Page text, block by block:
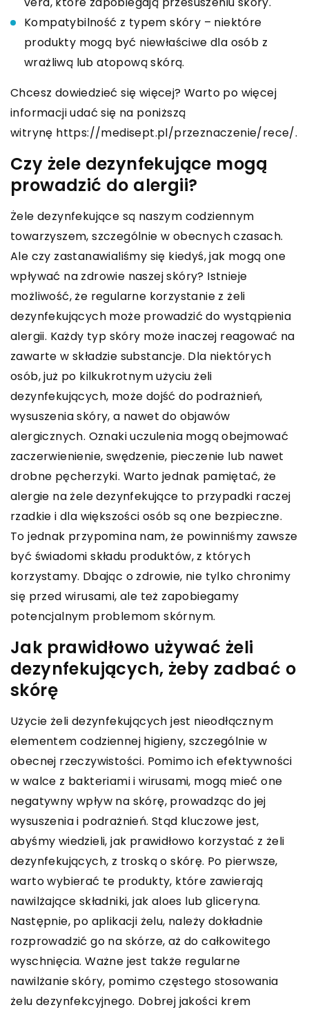
Kompatybilność z typem skóry – niektóre
produkty mogą być niewłaściwe dla osób z
wrażliwą lub atopową skórą.
Chcesz dowiedzieć się więcej? Warto po więcej
informacji udać się na poniższą
witrynę https://medisept.pl/przeznaczenie/rece/.
Czy żele dezynfekujące mogą
prowadzić do alergii?
Żele dezynfekujące są naszym codziennym
towarzyszem, szczególnie w obecnych czasach.
Ale czy zastanawialiśmy się kiedyś, jak mogą one
wpływać na zdrowie naszej skóry? Istnieje
możliwość, że regularne korzystanie z żeli
dezynfekujących może prowadzić do wystąpienia
alergii. Każdy typ skóry może inaczej reagować na
zawarte w składzie substancje. Dla niektórych
osób, już po kilkukrotnym użyciu żeli
dezynfekujących, może dojść do podrażnień,
wysuszenia skóry, a nawet do objawów
alergicznych. Oznaki uczulenia mogą obejmować
zaczerwienienie, swędzenie, pieczenie lub nawet
drobne pęcherzyki. Warto jednak pamiętać, że
alergie na żele dezynfekujące to przypadki raczej
rzadkie i dla większości osób są one bezpieczne.
To jednak przypomina nam, że powinniśmy zawsze
być świadomi składu produktów, z których
korzystamy. Dbając o zdrowie, nie tylko chronimy
się przed wirusami, ale też zapobiegamy
potencjalnym problemom skórnym.
Jak prawidłowo używać żeli
dezynfekujących, żeby zadbać o
skórę
Użycie żeli dezynfekujących jest nieodłącznym
elementem codziennej higieny, szczególnie w
obecnej rzeczywistości. Pomimo ich efektywności
w walce z bakteriami i wirusami, mogą mieć one
negatywny wpływ na skórę, prowadząc do jej
wysuszenia i podrażnień. Stąd kluczowe jest,
abyśmy wiedzieli, jak prawidłowo korzystać z żeli
dezynfekujących, z troską o skórę. Po pierwsze,
warto wybierać te produkty, które zawierają
nawilżające składniki, jak aloes lub gliceryna.
Następnie, po aplikacji żelu, należy dokładnie
rozprowadzić go na skórze, aż do całkowitego
wyschnięcia. Ważne jest także regularne
nawilżanie skóry, pomimo częstego stosowania
żelu dezynfekcyjnego. Dobrej jakości krem